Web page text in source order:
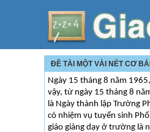
ĐỀ TÀI MỘT VÀI NÉT CƠ
Ngày 15 tháng 8 năm
vậy, từ ngày 15 tháng 8
là Ngày thành lập Trường
có nhiệm vụ tuyển sinh
giáo giảng dạy ở trường là